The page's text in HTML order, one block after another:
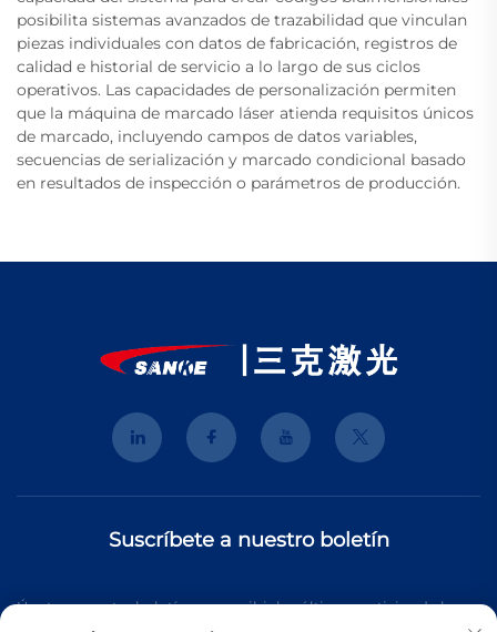
posibilita sistemas avanzados de trazabilidad que vinculan
piezas individuales con datos de fabricación, registros de
calidad e historial de servicio a lo largo de sus ciclos
operativos. Las capacidades de personalización permiten
que la máquina de marcado láser atienda requisitos únicos
de marcado, incluyendo campos de datos variables,
secuencias de serialización y marcado condicional basado
en resultados de inspección o parámetros de producción.
Suscríbete a nuestro boletín
Únete a nuestro boletín para recibir las últimas noticias de la